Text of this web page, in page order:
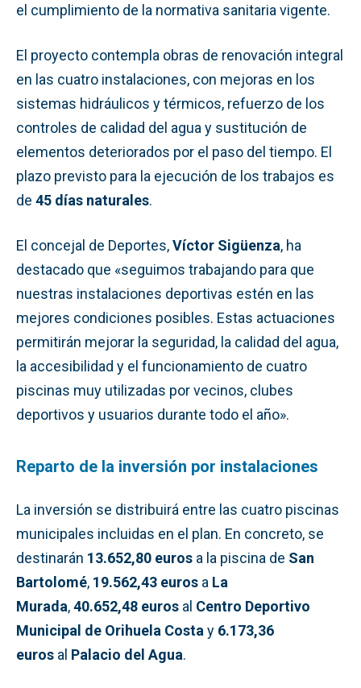
el cumplimiento de la normativa sanitaria vigente.
El proyecto contempla obras de renovación integral
en las cuatro instalaciones, con mejoras en los
sistemas hidráulicos y térmicos, refuerzo de los
controles de calidad del agua y sustitución de
elementos deteriorados por el paso del tiempo. El
plazo previsto para la ejecución de los trabajos es
de 45 días naturales.
El concejal de Deportes,Víctor Sigüenza, ha
destacado que «seguimos trabajando para que
nuestras instalaciones deportivas estén en las
mejores condiciones posibles. Estas actuaciones
permitirán mejorar la seguridad, la calidad del agua,
la accesibilidad y el funcionamiento de cuatro
piscinas muy utilizadas por vecinos, clubes
deportivos y usuarios durante todo el año».
Reparto de la inversión por instalaciones
La inversión se distribuirá entre las cuatro piscinas
municipales incluidas en el plan. En concreto, se
destinarán 13.652,80 euros a la piscina de San
Bartolomé, 19.562,43 euros a La
Murada,40.652,48 euros al Centro Deportivo
Municipal de Orihuela Costa y 6.173,36
euros al Palacio del Agua.